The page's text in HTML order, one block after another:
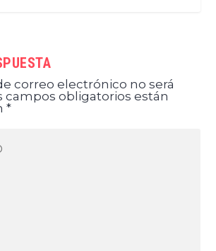
correo electrónico no será
campos obligatorios están
*